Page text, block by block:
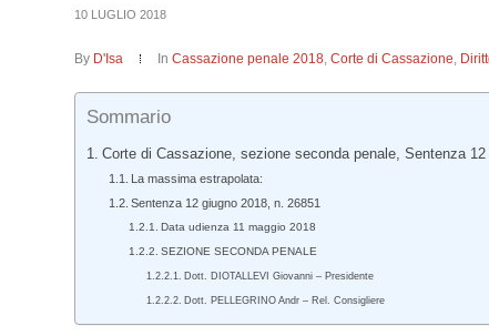
10 LUGLIO 2018
By D'Isa InCassazione penale 2018,Corte di Cassazione,
Sommario
Corte di Cassazione, sezione seconda penale, Sentenza
La massima estrapolata:
Sentenza 12 giugno 2018, n. 26851
Data udienza 11 maggio 2018
SEZIONE SECONDA PENALE
Dott. DIOTALLEVI Giovanni – Presidente
Dott. PELLEGRINO Andr – Rel. Consigliere